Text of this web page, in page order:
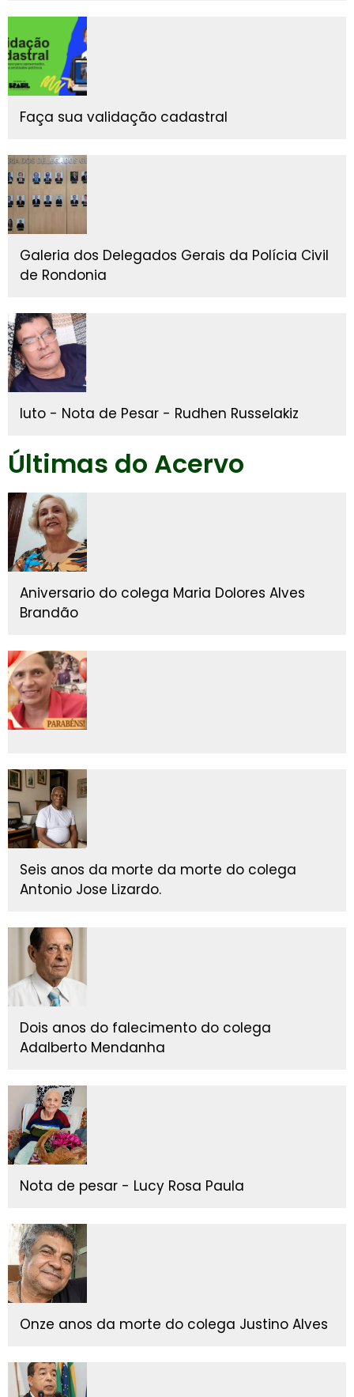
Faça sua validação cadastral
Galeria dos Delegados Gerais da Polícia Civil
de Rondonia
luto - Nota de Pesar - Rudhen Russelakiz
Últimas do Acervo
Aniversario do colega Maria Dolores Alves
Brandão
Seis anos da morte da morte do colega
Antonio Jose Lizardo.
Dois anos do falecimento do colega
Adalberto Mendanha
Nota de pesar - Lucy Rosa Paula
Onze anos da morte do colega Justino Alves